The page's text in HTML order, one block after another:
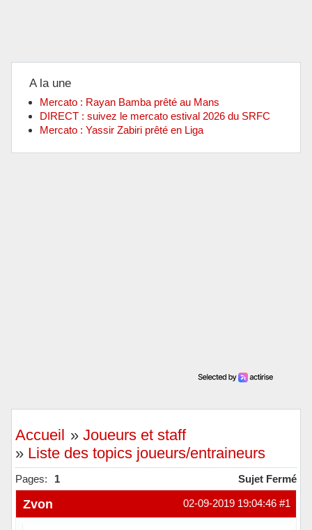
A la une
Mercato : Rayan Bamba prêté au Mans
DIRECT : suivez le mercato estival 2026 du SRFC
Mercato : Yassir Zabiri prêté en Liga
Accueil »Joueurs et staff
» Liste des topics joueurs/entraineurs
Pages: 1 Sujet Fermé
#1
02-09-2019 19:04:46
Zvon